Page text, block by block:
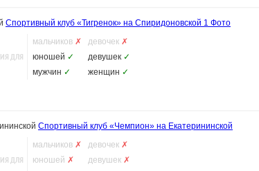
Спортивный клуб «Тигренок» на Спиридоновской 1 Фото
ДЛЯ
мальчиков ✗ девочек ✗
юношей ✓ девушек ✓
мужчин ✓ женщин ✓
Спортивный клуб «Чемпион» на Екатерининской
ДЛЯ
мальчиков ✗ девочек ✗
юношей ✗ девушек ✗